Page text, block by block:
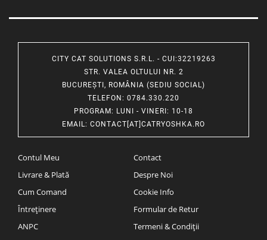
CITY CAT SOLUTIONS S.R.L. - CUI:32219263
STR. VALEA OLTULUI NR. 2
BUCUREȘTI, ROMÂNIA (SEDIU SOCIAL)
TELEFON : 0784.330.220
PROGRAM: LUNI - VINERI: 10-18
EMAIL: CONTACT[AT]CATRYOSHKA.RO
Contul Meu
Livrare & Plată
Cum Comand
Întreținere
ANPC
Contact
Despre Noi
Cookie Info
Formular de Retur
Termeni & Condiții